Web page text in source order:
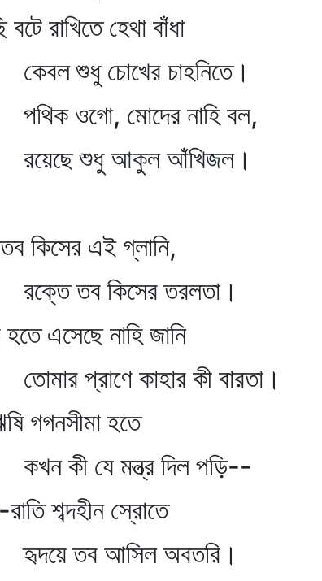
বটে রাখিতে হেথা বাঁধা
শুধু চোখের চাহনিতে।
ওগো, মোদের নাহি বল,
শুধু আকুল আঁখিজল।
কিসের এই গ্লানি,
তব কিসের তরলতা।
এসেছে নাহি জানি
প্রাণে কাহার কী বারতা।
গগনসীমা হতে
কী যে মন্ত্র দিল পড়ি--
রাতি শব্দহীন স্রোতে
তব আসিল অবতরি।